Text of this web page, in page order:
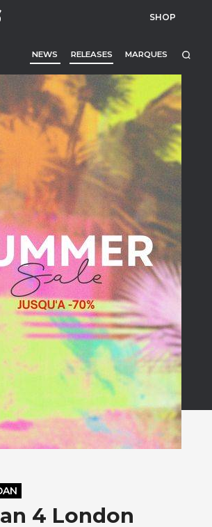
SHOP
NEWS RELEASES MARQUES
4 London